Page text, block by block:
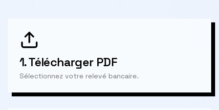
1.Télécharger PDF
Sélectionnez votre relevé bancaire.